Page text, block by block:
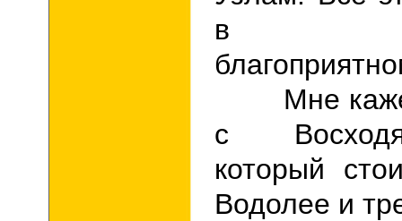
в
Мне
с
который
Водолее и